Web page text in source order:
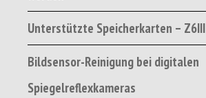
Unterstützte Speicherkarten – Z6III
Bildsensor-Reinigung bei digitalen
Spiegelreflexkameras